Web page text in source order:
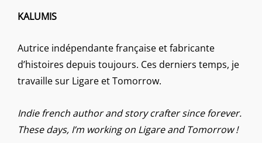
KALUMIS
Autrice indépendante française et fabricante
d’histoires depuis toujours. Ces derniers temps, je
travaille sur Ligare et Tomorrow.
Indie french author and story crafter since forever.
These days, I’m working on Ligare and Tomorrow !